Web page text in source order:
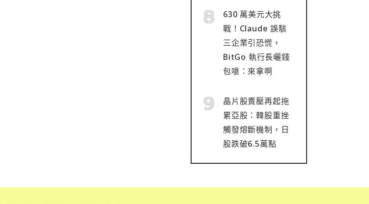
630 萬美元大挑
戰！Claude 誤駭
三企業引恐慌，
BitGo 執行長曬錢
包嗆：來拿啊
晶片股賣壓再起拖
累亞股：韓股重挫
觸發熔斷機制，日
股跌破6.5萬點